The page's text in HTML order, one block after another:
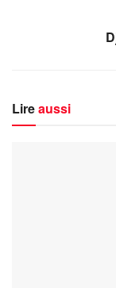
Lireaussi